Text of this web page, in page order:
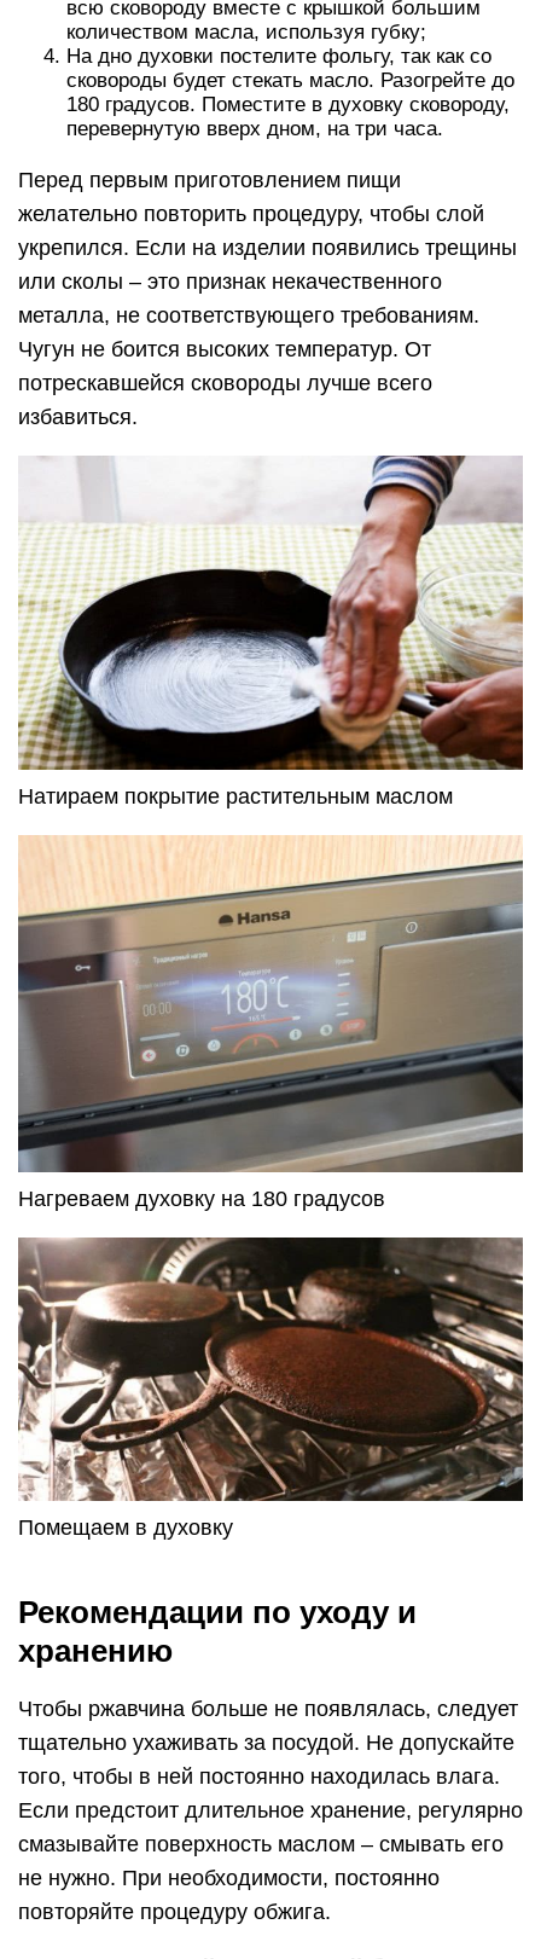
всю сковороду вместе с крышкой большим
количеством масла, используя губку;
На дно духовки постелите фольгу, так как со
сковороды будет стекать масло. Разогрейте до
180 градусов. Поместите в духовку сковороду,
перевернутую вверх дном, на три часа.
Перед первым приготовлением пищи
желательно повторить процедуру, чтобы слой
укрепился. Если на изделии появились трещины
или сколы – это признак некачественного
металла, не соответствующего требованиям.
Чугун не боится высоких температур. От
потрескавшейся сковороды лучше всего
избавиться.
Натираем покрытие растительным маслом
Нагреваем духовку на 180 градусов
Помещаем в духовку
Рекомендации по уходу и
хранению
Чтобы ржавчина больше не появлялась, следует
тщательно ухаживать за посудой. Не допускайте
того, чтобы в ней постоянно находилась влага.
Если предстоит длительное хранение, регулярно
смазывайте поверхность маслом – смывать его
не нужно. При необходимости, постоянно
повторяйте процедуру обжига.